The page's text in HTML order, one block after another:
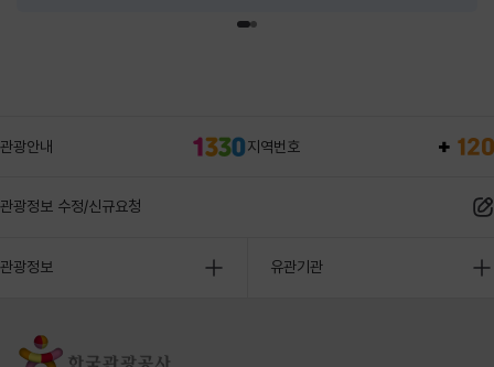
관광안내 지역번호
관광정보 수정/신규요청
관광정보 유관기관